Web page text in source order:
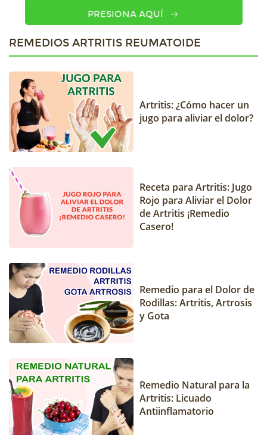
PRESIONA AQUÍ
REMEDIOS ARTRITIS REUMATOIDE
Artritis: ¿Cómo hacer un
jugo para aliviar el dolor?
Receta para Artritis: Jugo
Rojo para Aliviar el Dolor
de Artritis ¡Remedio
Casero!
Remedio para el Dolor de
Rodillas: Artritis, Artrosis
y Gota
Remedio Natural para la
Artritis: Licuado
Antiinflamatorio